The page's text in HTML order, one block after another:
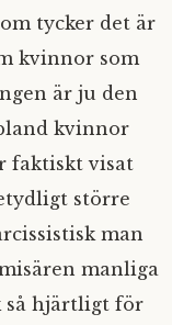
tycker det är
kvinnor som
är ju den
kvinnor
faktiskt visat
större
man
manliga
så hjärtligt för